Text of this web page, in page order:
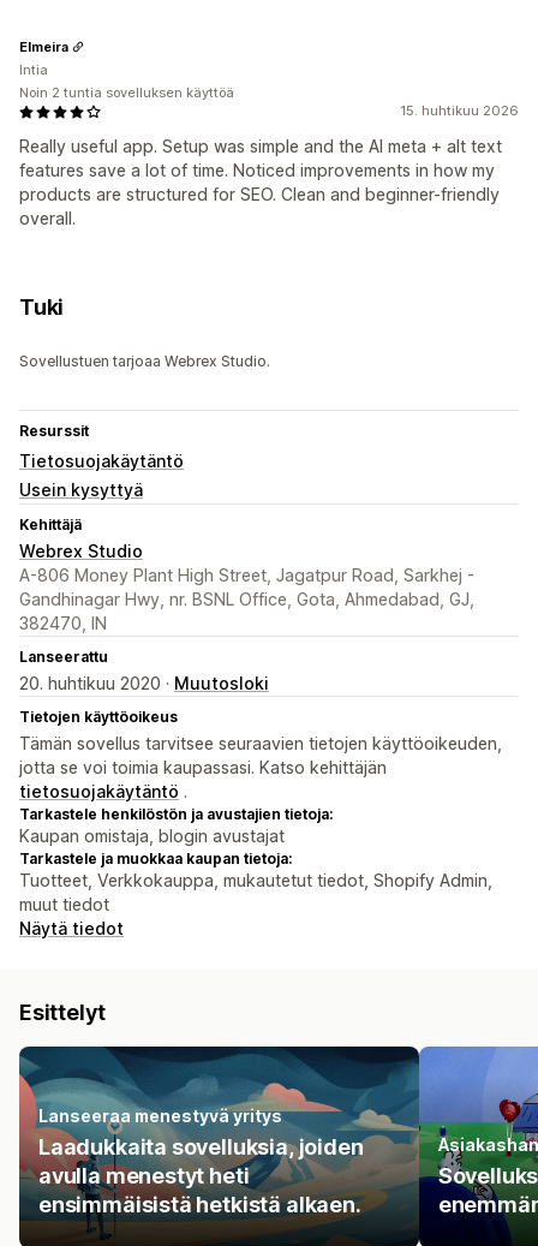
15. huhtikuu 2026
Really useful app. Setup was simple and the AI meta + alt text
features save a lot of time. Noticed improvements in how my
products are structured for SEO. Clean and beginner-friendly
overall.
Elmeira
Intia
Noin 2 tuntia sovelluksen käyttöä
Tuki
Sovellustuen tarjoaa Webrex Studio.
Resurssit
Tietosuojakäytäntö
Usein kysyttyä
Kehittäjä
Webrex Studio
A-806 Money Plant High Street, Jagatpur Road, Sarkhej -
Gandhinagar Hwy, nr. BSNL Office, Gota, Ahmedabad, GJ,
382470, IN
Lanseerattu
20. huhtikuu 2020 · Muutosloki
Tietojen käyttöoikeus
Tämän sovellus tarvitsee seuraavien tietojen käyttöoikeuden,
jotta se voi toimia kaupassasi. Katso kehittäjän
tietosuojakäytäntö .
Tarkastele henkilöstön ja avustajien tietoja:
Kaupan omistaja, blogin avustajat
Tarkastele ja muokkaa kaupan tietoja:
Tuotteet, Verkkokauppa, mukautetut tiedot, Shopify Admin,
muut tiedot
Näytä tiedot
Esittelyt
Lanseeraa menestyvä yritys
Laadukkaita sovelluksia, joiden
avulla menestyt heti
ensimmäisistä hetkistä alkaen.